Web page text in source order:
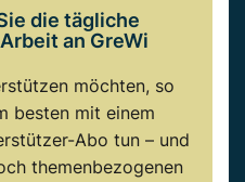
die tägliche
an GreWi
möchten, so
besten mit einem
Abo tun – und
themenbezogenen